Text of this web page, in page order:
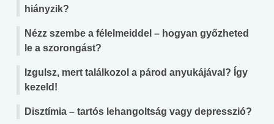
hiányzik?
Nézz szembe a félelmeiddel – hogyan győzheted
le a szorongást?
Izgulsz, mert találkozol a párod anyukájával? Így
kezeld!
Disztímia – tartós lehangoltság vagy depresszió?